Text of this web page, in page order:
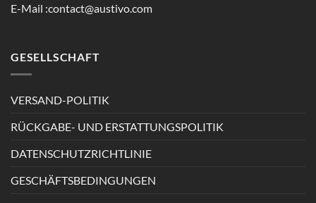
E-Mail :contact@austivo.com
GESELLSCHAFT
VERSAND-POLITIK
RÜCKGABE- UND ERSTATTUNGSPOLITIK
DATENSCHUTZRICHTLINIE
GESCHÄFTSBEDINGUNGEN